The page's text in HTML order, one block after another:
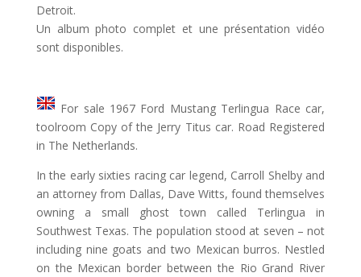
Detroit.
Un album photo complet et une présentation vidéo
sont disponibles.
For sale 1967 Ford Mustang Terlingua Race car,
toolroom Copy of the Jerry Titus car. Road Registered
in The Netherlands.
In the early sixties racing car legend, Carroll Shelby and
an attorney from Dallas, Dave Witts, found themselves
owning a small ghost town called Terlingua in
Southwest Texas. The population stood at seven – not
including nine goats and two Mexican burros. Nestled
on the Mexican border between the Rio Grand River